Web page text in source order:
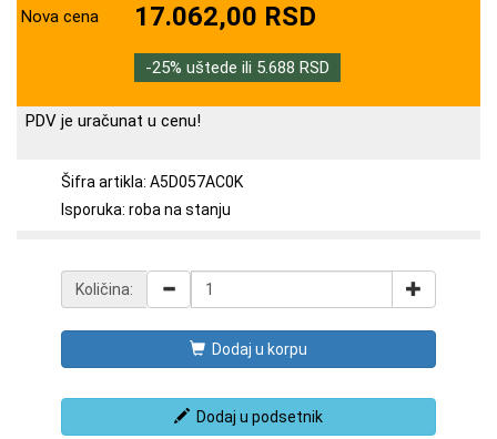
Nova cena 17.062,00 RSD
-25% uštede ili 5.688 RSD
PDV je uračunat u cenu!
Šifra artikla: A5D057AC0K
Isporuka: roba na stanju
Količina:
Dodaj u korpu
Dodaj u podsetnik